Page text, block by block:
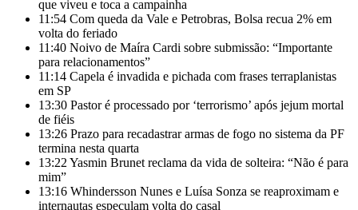
que viveu e toca a campainha
11:54 Com queda da Vale e Petrobras, Bolsa recua 2% em
volta do feriado
11:40 Noivo de Maíra Cardi sobre submissão: “Importante
para relacionamentos”
11:14 Capela é invadida e pichada com frases terraplanistas
em SP
13:30 Pastor é processado por ‘terrorismo’ após jejum mortal
de fiéis
13:26 Prazo para recadastrar armas de fogo no sistema da PF
termina nesta quarta
13:22 Yasmin Brunet reclama da vida de solteira: “Não é para
mim”
13:16 Whindersson Nunes e Luísa Sonza se reaproximam e
internautas especulam volta do casal